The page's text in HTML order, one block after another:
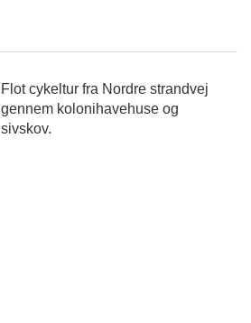
Flot cykeltur fra Nordre strandvej
gennem kolonihavehuse og
sivskov.